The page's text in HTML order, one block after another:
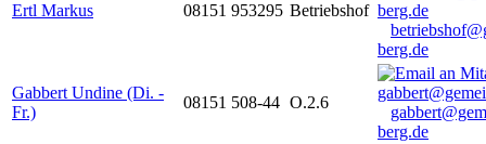
Ertl Markus 08151 953295 Betriebshof
berg.de
Gabbert Undine (Di. -
Fr.)
08151 508-44 O.2.6
berg.de